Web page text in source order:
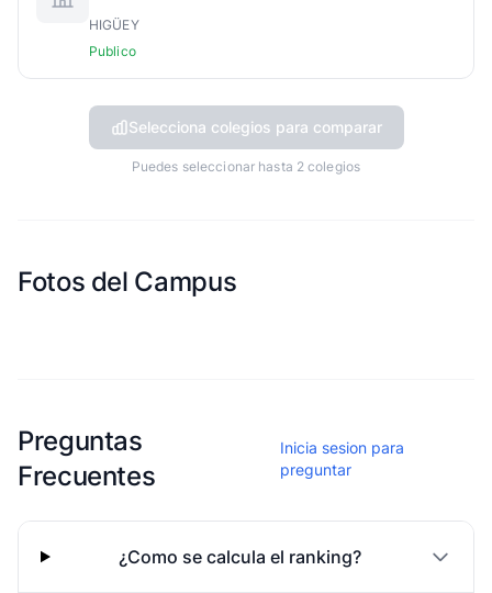
HIGÜEY
Publico
Selecciona colegios para comparar
Puedes seleccionar hasta 2 colegios
Fotos del Campus
Preguntas
Frecuentes
Inicia sesion para
preguntar
¿Como se calcula el ranking?